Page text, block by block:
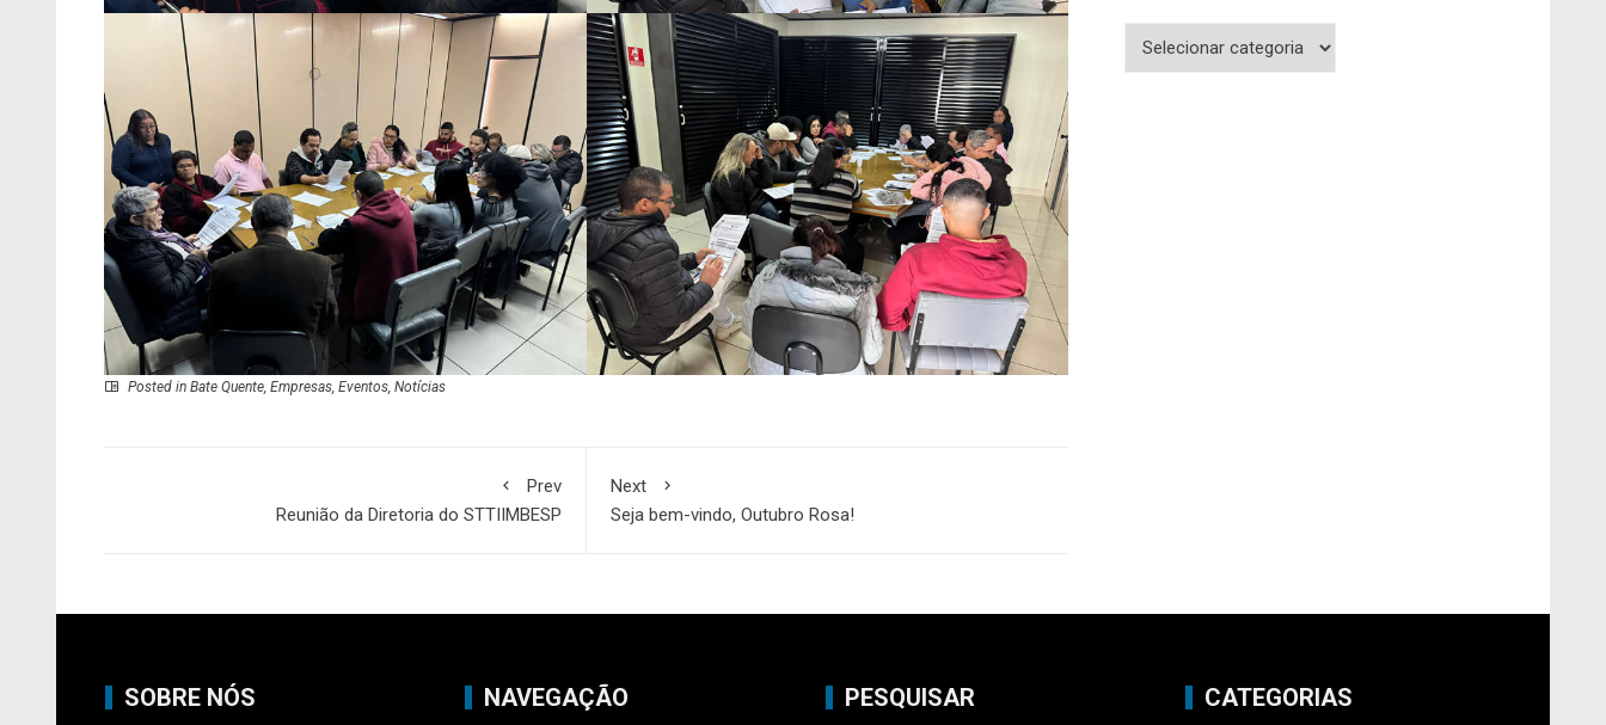
Posted in Bate Quente, Empresas, Eventos, Notícias
Prev
Reunião da Diretoria do STTIIMBESP
Next
Seja bem-vindo, Outubro Rosa!
Categorias
SOBRE NÓS NAVEGAÇÃO PESQUISAR CATEGORIAS